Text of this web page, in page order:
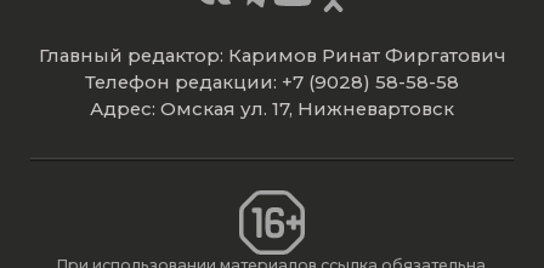
Главный редактор: Каримов Ринат Фиргатович
Телефон редакции: +7 (9028) 58-58-58
Адрес: Омская ул. 17, Нижневартовск